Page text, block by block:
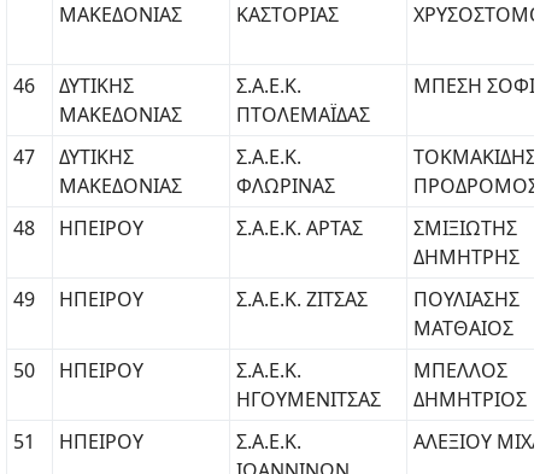
ΜΑΚΕΔΟΝΙΑΣ
ΚΑΣΤΟΡΙΑΣ
46
ΔΥΤΙΚΗΣ
ΜΑΚΕΔΟΝΙΑΣ
Σ.Α.Ε.Κ.
ΠΤΟΛΕΜΑΪΔΑΣ
ΜΠΕΣΗ
47
ΔΥΤΙΚΗΣ
ΜΑΚΕΔΟΝΙΑΣ
Σ.Α.Ε.Κ.
ΦΛΩΡΙΝΑΣ
ΤΟΚΜΑΚΙΔΗΣ
ΠΡΟΔΡΟΜΟΣ
48
ΗΠΕΙΡΟΥ Σ.Α.Ε.Κ. ΑΡΤΑΣ
ΣΜΙΞΙΩΤΗΣ
ΔΗΜΗΤΡΗΣ
49
ΗΠΕΙΡΟΥ Σ.Α.Ε.Κ. ΖΙΤΣΑΣ
ΠΟΥΛΙΑΣΗΣ
ΜΑΤΘΑΙΟΣ
50
ΗΠΕΙΡΟΥ
Σ.Α.Ε.Κ.
ΗΓΟΥΜΕΝΙΤΣΑΣ
ΜΠΕΛΛΟΣ
ΔΗΜΗΤΡΙΟΣ
51
ΗΠΕΙΡΟΥ
Σ.Α.Ε.Κ.
ΑΛΕΞΙΟΥ